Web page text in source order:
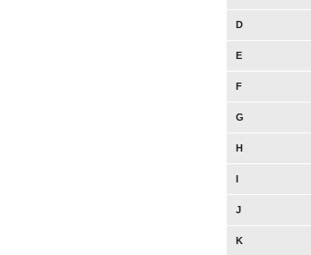
D
E
F
G
H
I
J
K